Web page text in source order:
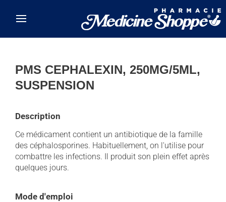
PMS CEPHALEXIN, 250MG/5ML,
SUSPENSION
Description
Ce médicament contient un antibiotique de la famille
des céphalosporines. Habituellement, on l'utilise pour
combattre les infections. Il produit son plein effet après
quelques jours.
Mode d'emploi